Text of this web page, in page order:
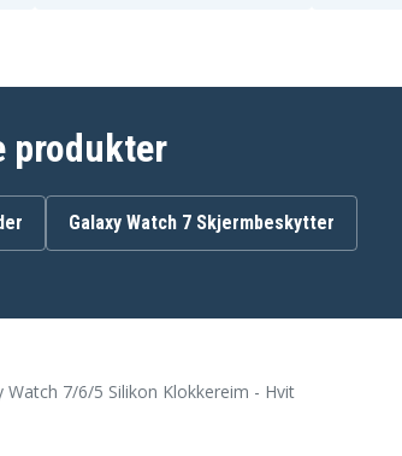
produkter
Galaxy Watch 7 Skjermbeskytter
Watch 7/6/5 Silikon Klokkereim - Hvit